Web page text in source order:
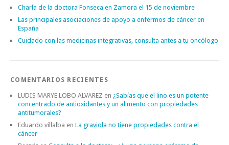
Charla de la doctora Fonseca en Zamora el 15 de noviembre
Las principales asociaciones de apoyo a enfermos de cáncer en
España
Cuidado con las medicinas integrativas, consulta antes a tu oncólogo
COMENTARIOS RECIENTES
LUDIS MARYE LOBO ALVAREZ en ¿Sabías que el lino es un potente
concentrado de antioxidantes y un alimento con propiedades
antitumorales?
Eduardo villalba en La graviola no tiene propiedades contra el
cáncer